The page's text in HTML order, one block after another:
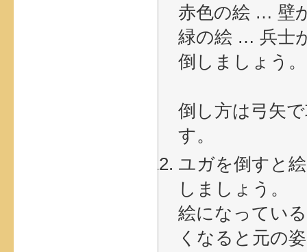
赤色の絵 … 壁
緑の絵 … 兵士
倒しましょう。
倒し方は弓矢
す。
ユガを倒すと
しましょう。
絵になってい
くなると元の